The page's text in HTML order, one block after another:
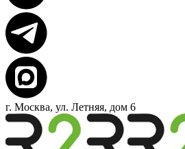
г. Москва, ул. Летняя, дом 6